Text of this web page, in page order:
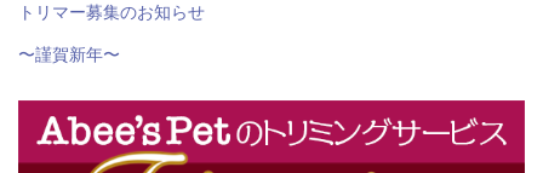
トリマー募集のお知らせ
〜謹賀新年〜